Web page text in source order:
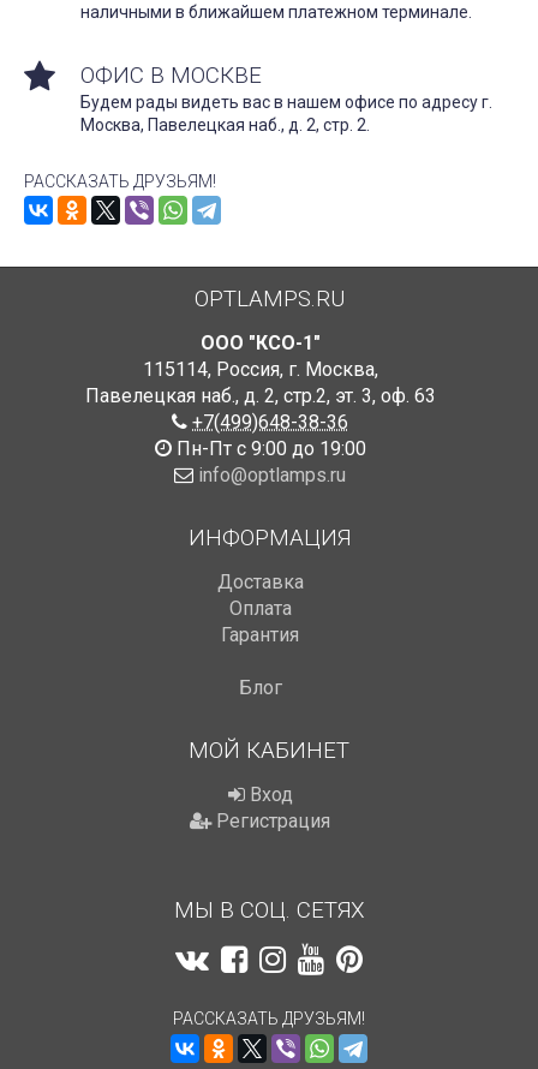
наличными в ближайшем платежном терминале.
ОФИС В МОСКВЕ
Будем рады видеть вас в нашем офисе по адресу г.
Москва, Павелецкая наб., д. 2, стр. 2.
РАССКАЗАТЬ ДРУЗЬЯМ!
OPTLAMPS.RU
ООО "КСО-1"
115114, Россия, г. Москва,
Павелецкая наб., д. 2, стр.2, эт. 3, оф. 63
+7(499)648-38-36
Пн-Пт с 9:00 до 19:00
info@optlamps.ru
ИНФОРМАЦИЯ
Доставка
Оплата
Гарантия
Блог
МОЙ КАБИНЕТ
Вход
Регистрация
МЫ В СОЦ. СЕТЯХ
РАССКАЗАТЬ ДРУЗЬЯМ!